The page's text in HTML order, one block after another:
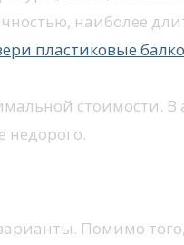
наиболее
пластиковые
стоимости. В
недорого.
Помимо